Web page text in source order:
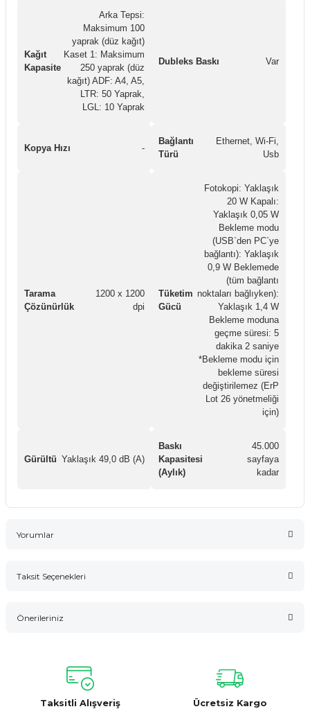
Kağıt
Kapasite
Arka Tepsi:
Maksimum 100
yaprak (düz kağıt)
Kaset 1: Maksimum
250 yaprak (düz
kağıt) ADF: A4, A5,
LTR: 50 Yaprak,
LGL: 10 Yaprak
Dubleks Baskı Var
Kopya Hızı -
Bağlantı
Türü
Ethernet, Wi-Fi,
Usb
Tarama
Çözünürlük
1200 x 1200
dpi
Tüketim
Gücü
Fotokopi: Yaklaşık
20 W Kapalı:
Yaklaşık 0,05 W
Bekleme modu
(USB`den PC`ye
bağlantı): Yaklaşık
0,9 W Beklemede
(tüm bağlantı
noktaları bağlıyken):
Yaklaşık 1,4 W
Bekleme moduna
geçme süresi: 5
dakika 2 saniye
*Bekleme modu için
bekleme süresi
değiştirilemez (ErP
Lot 26 yönetmeliği
için)
Gürültü Yaklaşık 49,0 dB (A)
Baskı
Kapasitesi
(Aylık)
45.000
sayfaya
kadar
Yorumlar
Taksit Seçenekleri
Önerileriniz
konularda yetersiz gördüğünüz noktaları öneri formunu
kullanarak tarafımıza iletebilirsiniz.
Görüş ve önerileriniz için teşekkür ederiz.
Taksitli Alışveriş
Ücretsiz Kargo